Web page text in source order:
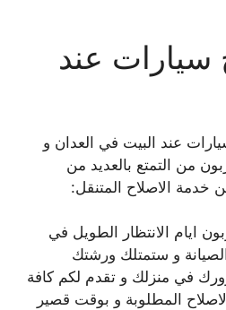
سيارات عند
عند البيت في العدان و
من التمتع بالعديد من
خدمة الاصلاح المتنقل:
ايام الانتظار الطويل في
و ستمتلك ورشتك
في منزلك و تقدم لكم كافة
المطلوبة و بوقت قصير